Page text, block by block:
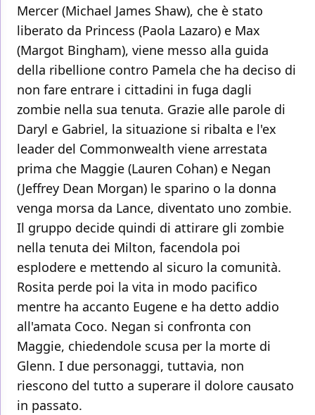
Mercer (Michael James Shaw), che è stato
liberato da Princess (Paola Lazaro) e Max
(Margot Bingham), viene messo alla guida
della ribellione contro Pamela che ha deciso di
non fare entrare i cittadini in fuga dagli
zombie nella sua tenuta. Grazie alle parole di
Daryl e Gabriel, la situazione si ribalta e l'ex
leader del Commonwealth viene arrestata
prima che Maggie (Lauren Cohan) e Negan
(Jeffrey Dean Morgan) le sparino o la donna
venga morsa da Lance, diventato uno zombie.
Il gruppo decide quindi di attirare gli zombie
nella tenuta dei Milton, facendola poi
esplodere e mettendo al sicuro la comunità.
Rosita perde poi la vita in modo pacifico
mentre ha accanto Eugene e ha detto addio
all'amata Coco. Negan si confronta con
Maggie, chiedendole scusa per la morte di
Glenn. I due personaggi, tuttavia, non
riescono del tutto a superare il dolore causato
in passato.